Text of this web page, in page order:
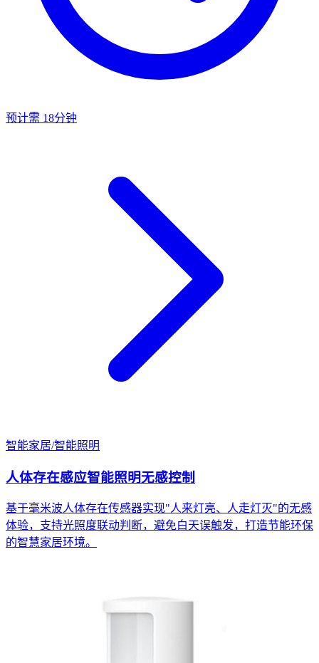
预计需 18分钟
智能家居/智能照明
人体存在感应智能照明无感控制
基于毫米波人体存在传感器实现"人来灯亮、人走灯灭"的无感
体验，支持光照度联动判断，避免白天误触发，打造节能环保
的智慧家居环境。